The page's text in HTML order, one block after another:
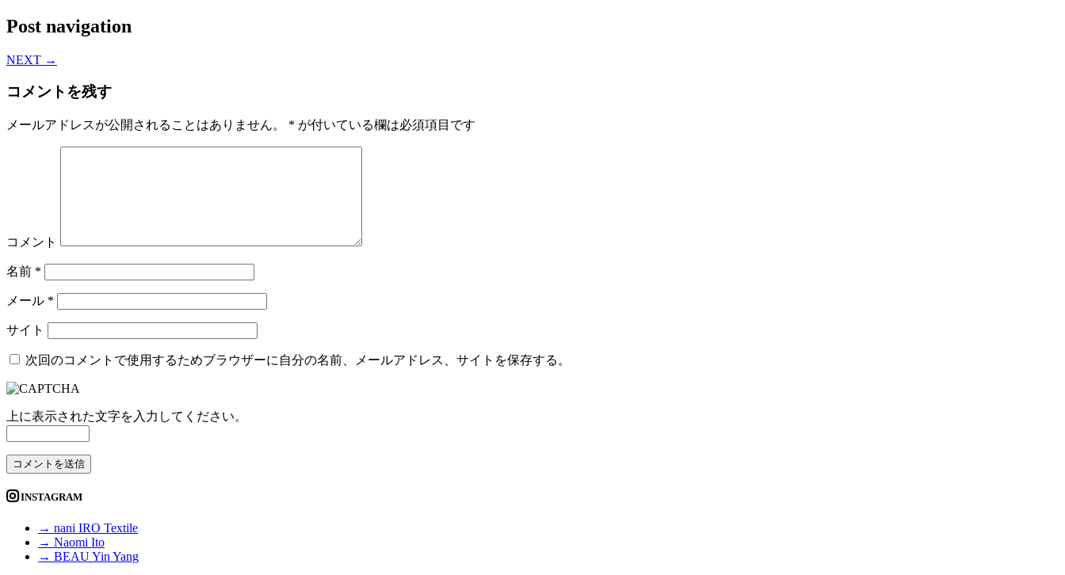
Post navigation
NEXT →
コメントを残す
メールアドレスが公開されることはありません。 * が付いている欄は必須項目です
コメント
名前 *
メール *
サイト
次回のコメントで使用するためブラウザーに自分の名前、メールアドレス、サイトを保存する。
上に表示された文字を入力してください。
INSTAGRAM
→ nani IRO Textile
→ Naomi Ito
→ BEAU Yin Yang